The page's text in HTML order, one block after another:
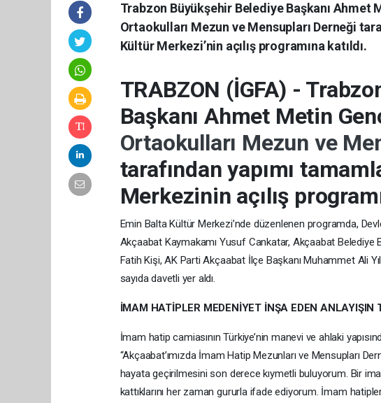
Trabzon Büyükşehir Belediye Başkanı
Ortaokulları Mezun ve Mensupları Derneği
Kültür Merkezi’nin açılış programına katıldı.
TRABZON (İGFA) -
Başkanı Ahmet Metin
Ortaokulları Mezun ve
tarafından yapımı
Merkezinin açılış
Emin Balta Kültür Merkezi’nde düzenlenen programda,
Akçaabat Kaymakamı Yusuf Cankatar, Akçaabat Belediye
Fatih Kişi, AK Parti Akçaabat İlçe Başkanı Muhammet Ali
sayıda davetli yer aldı.
İMAM HATİPLER MEDENİYET İNŞA EDEN ANLAYIŞIN
İmam hatip camiasının Türkiye’nin manevi ve ahlaki
“Akçaabat’ımızda İmam Hatip Mezunları ve Mensupları
hayata geçirilmesini son derece kıymetli buluyorum. Bir
kattıklarını her zaman gururla ifade ediyorum. İmam